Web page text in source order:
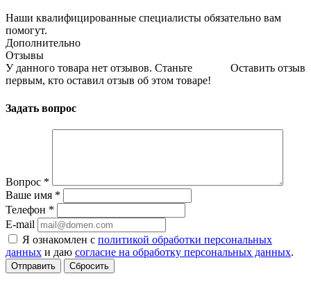
Наши квалифицированные специалисты обязательно вам
помогут.
Дополнительно
Отзывы
Оставить отзыв
У данного товара нет отзывов. Станьте
первым, кто оставил отзыв об этом товаре!
Задать вопрос
Вопрос *
Ваше имя *
Телефон *
E-mail
Я ознакомлен с политикой обработки персональных
данных и даю согласие на обработку персональных данных.
Сбросить